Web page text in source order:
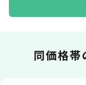
同価格帯